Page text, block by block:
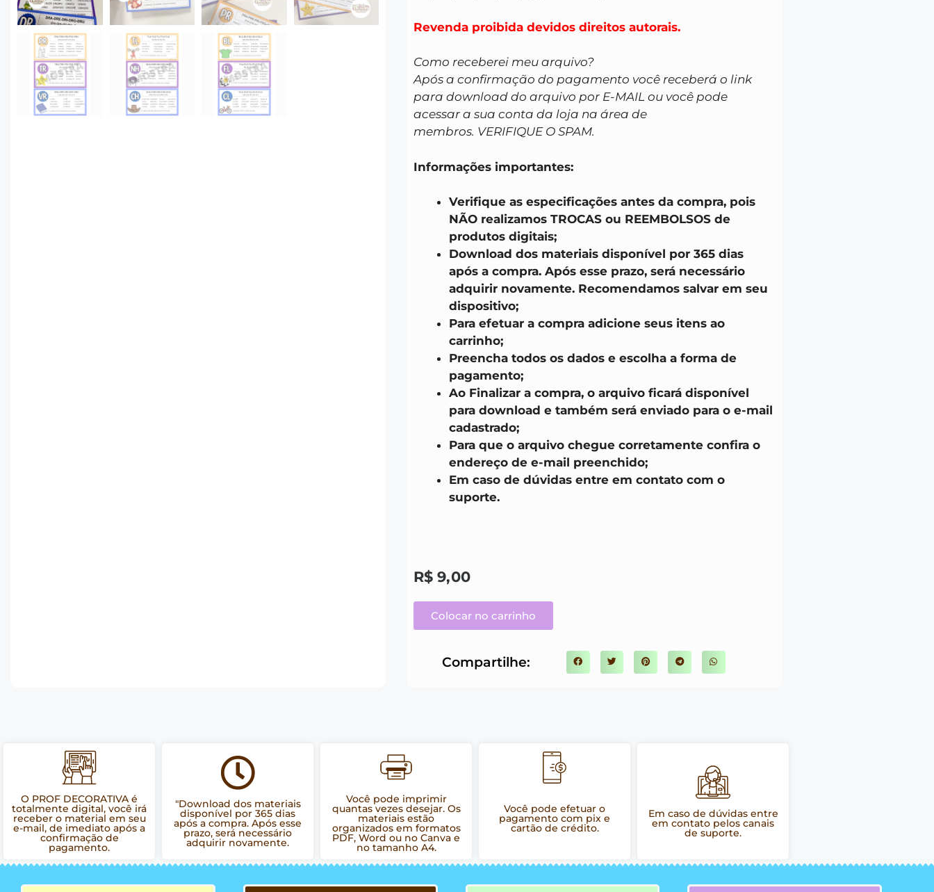
Revenda proibida devidos direitos autorais.
Como receberei meu arquivo?
Após a confirmação do pagamento você receberá o link
para download do arquivo por E-MAIL ou você pode
acessar a sua conta da loja na área de
membros. VERIFIQUE O SPAM.
Informações importantes:
Verifique as especificações antes da compra, pois
NÃO realizamos TROCAS ou REEMBOLSOS de
produtos digitais;
Download dos materiais disponível por 365 dias
após a compra. Após esse prazo, será necessário
adquirir novamente. Recomendamos salvar em seu
dispositivo;
Para efetuar a compra adicione seus itens ao
carrinho;
Preencha todos os dados e escolha a forma de
pagamento;
Ao Finalizar a compra, o arquivo ficará disponível
para download e também será enviado para o e-mail
cadastrado;
Para que o arquivo chegue corretamente confira o
endereço de e-mail preenchido;
Em caso de dúvidas entre em contato com o
suporte.
R$ 9,00
Colocar no carrinho
Compartilhe:
O PROF DECORATIVA é
totalmente digital, você irá
receber o material em seu
e-mail, de imediato após a
confirmação de
pagamento.
"Download dos materiais
disponível por 365 dias
após a compra. Após esse
prazo, será necessário
adquirir novamente.
Você pode imprimir
quantas vezes desejar. Os
materiais estão
organizados em formatos
PDF, Word ou no Canva e
no tamanho A4.
Você pode efetuar o
pagamento com pix e
cartão de crédito.
Em caso de dúvidas entre
em contato pelos canais
de suporte.